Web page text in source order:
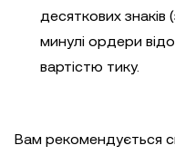
десяткових знаків
минулі ордери
вартістю тику.
Вам рекомендується